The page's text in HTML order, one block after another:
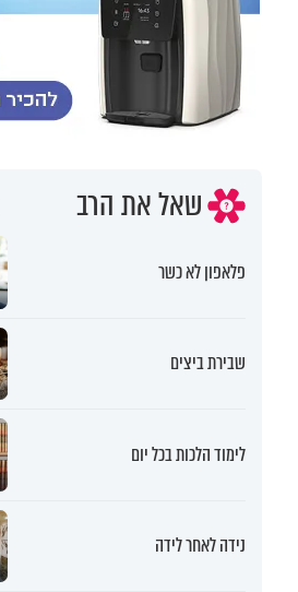
שאל את הרב
פלאפון לא כשר
שבירת ביצים
לימוד הלכות בכל יום
נידה לאחר לידה